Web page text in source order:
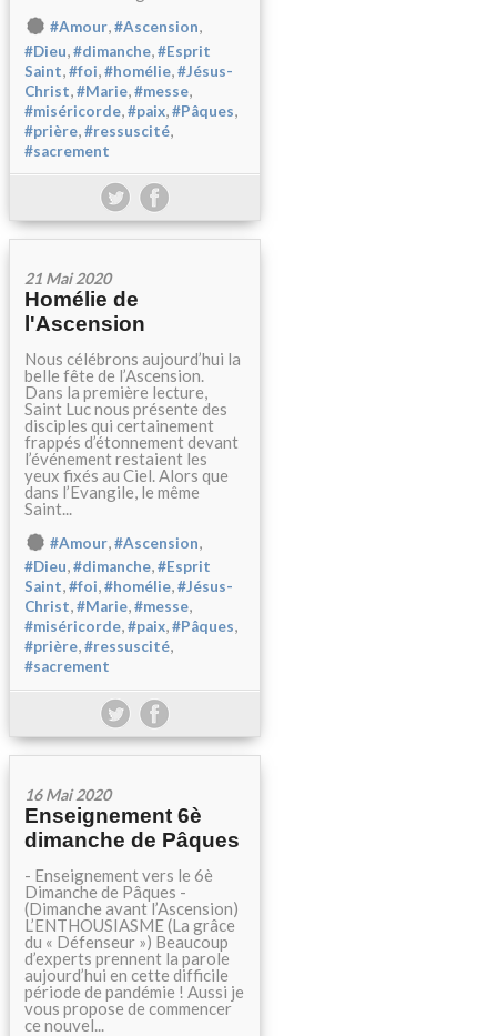
#Amour,#Ascension,
#Dieu #dimanche #Esprit
Saint #foi #homélie #Jésus-
Christ #Marie #messe
#miséricorde #paix #Pâques
#prière #ressuscité
#sacrement
21 Mai 2020
Homélie de
l'Ascension
Nous célébrons aujourd’hui la
belle fête de l’Ascension.
Dans la première lecture,
Saint Luc nous présente des
disciples qui certainement
frappés d’étonnement devant
l’événement restaient les
yeux fixés au Ciel. Alors que
dans l’Evangile, le même
Saint...
#Amour,#Ascension,
#Dieu,#dimanche,#Esprit
Saint,#foi,#homélie,#Jésus-
Christ,#Marie,#messe,
#miséricorde,#paix,#Pâques,
#prière,#ressuscité,
#sacrement
16 Mai 2020
Enseignement 6è
dimanche de Pâques
- Enseignement vers le 6è
Dimanche de Pâques -
(Dimanche avant l’Ascension)
L’ENTHOUSIASME (La grâce
du « Défenseur ») Beaucoup
d’experts prennent la parole
aujourd’hui en cette difficile
période de pandémie ! Aussi je
vous propose de commencer
ce nouvel...